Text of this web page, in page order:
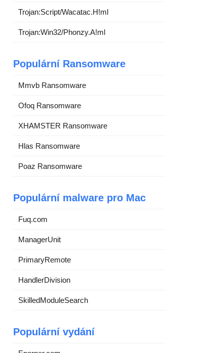
Trojan:Script/Wacatac.H!ml
Trojan:Win32/Phonzy.A!ml
Populární Ransomware
Mmvb Ransomware
Ofoq Ransomware
XHAMSTER Ransomware
Hlas Ransomware
Poaz Ransomware
Populární malware pro Mac
Fuq.com
ManagerUnit
PrimaryRemote
HandlerDivision
SkilledModuleSearch
Populární vydání